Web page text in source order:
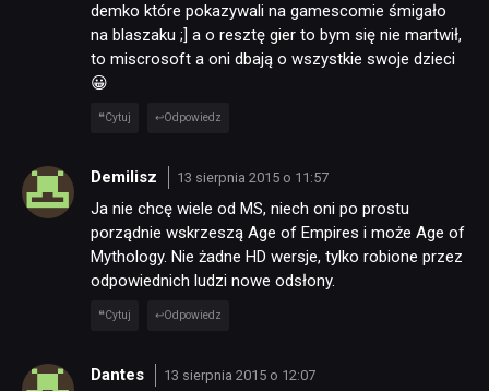
demko które pokazywali na gamescomie śmigało
na blaszaku ;] a o resztę gier to bym się nie martwił,
to miscrosoft a oni dbają o wszystkie swoje dzieci
😀
Cytuj Odpowiedz
Demilisz 13 sierpnia 2015 o 11:57
Ja nie chcę wiele od MS, niech oni po prostu
porządnie wskrzeszą Age of Empires i może Age of
Mythology. Nie żadne HD wersje, tylko robione przez
odpowiednich ludzi nowe odsłony.
Cytuj Odpowiedz
Dantes 13 sierpnia 2015 o 12:07